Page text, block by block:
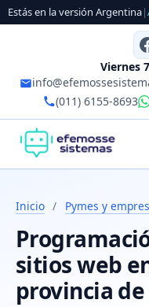
Estás en la versión Argentina|
Viernes
(011) 6155-8693
Inicio / Pymes y
sitios web
provincia